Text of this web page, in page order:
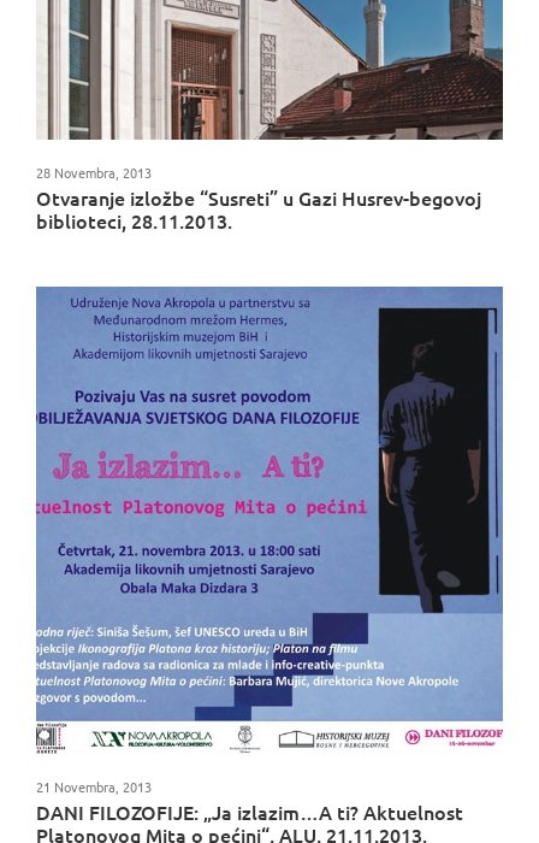
Otvaranje izložbe “Susreti” u Gazi Husrev-begovoj
biblioteci, 28.11.2013.
28 Novembra, 2013
DANI FILOZOFIJE: „Ja izlazim…A ti? Aktuelnost
Platonovog Mita o pećini“, ALU, 21.11.2013.
21 Novembra, 2013